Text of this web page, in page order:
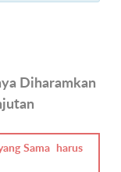
Diharamkan
Sama harus